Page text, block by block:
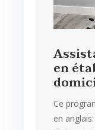
en
Ce
en anglais: